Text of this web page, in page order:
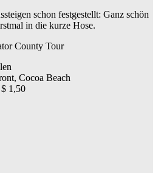
schon festgestellt: Ganz schön
in die kurze Hose.
Cocoa Beach
1,50